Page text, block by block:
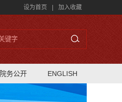
设为首页 加入收藏
院务公开 ENGLISH